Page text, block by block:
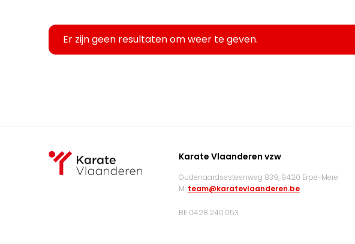
Er zijn geen resultaten om weer te geven.
Karate Vlaanderen vzw
Oudenaardsesteenweg 839, 9420 Erpe-Mere
M: team@karatevlaanderen.be
BE 0428.240.053